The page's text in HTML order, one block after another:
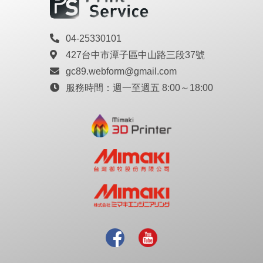
04-25330101
427台中市潭子區中山路三段37號
gc89.webform@gmail.com
服務時間： 週一至週五 8:00～18:00